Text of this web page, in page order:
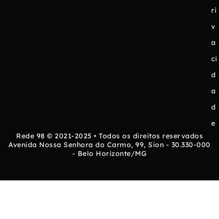
ri
v
a
ci
d
a
d
e
Rede 98 © 2021-2025 • Todos os direitos reservados
Avenida Nossa Senhora do Carmo, 99, Sion - 30.330-000
- Belo Horizonte/MG